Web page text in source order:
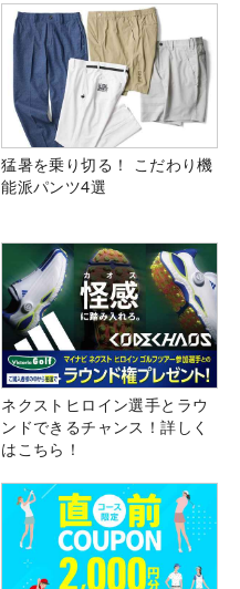
猛暑を乗り切る！ こだわり機
能派パンツ4選
ネクストヒロイン選手とラウ
ンドできるチャンス！詳しく
はこちら！